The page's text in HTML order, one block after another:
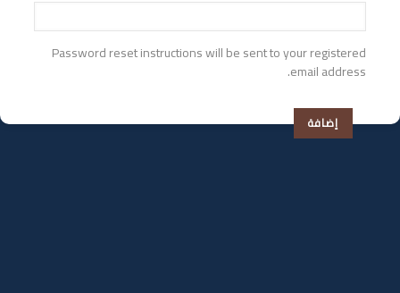
Password reset instructions will be sent to your registered
email address.